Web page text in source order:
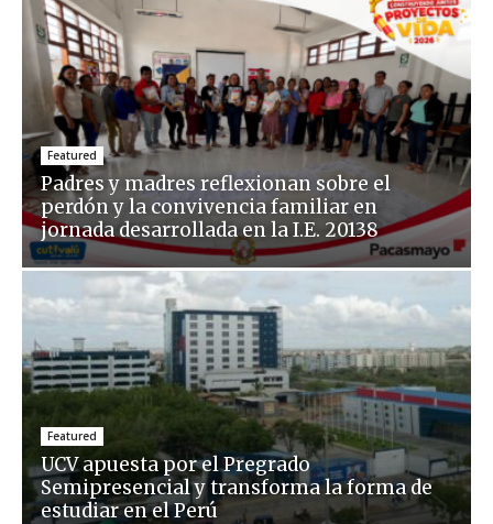
Featured
Padres y madres reflexionan sobre el
perdón y la convivencia familiar en
jornada desarrollada en la I.E. 20138
Featured
UCV apuesta por el Pregrado
Semipresencial y transforma la forma de
estudiar en el Perú